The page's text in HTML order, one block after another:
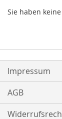
Sie haben
Impressum
AGB